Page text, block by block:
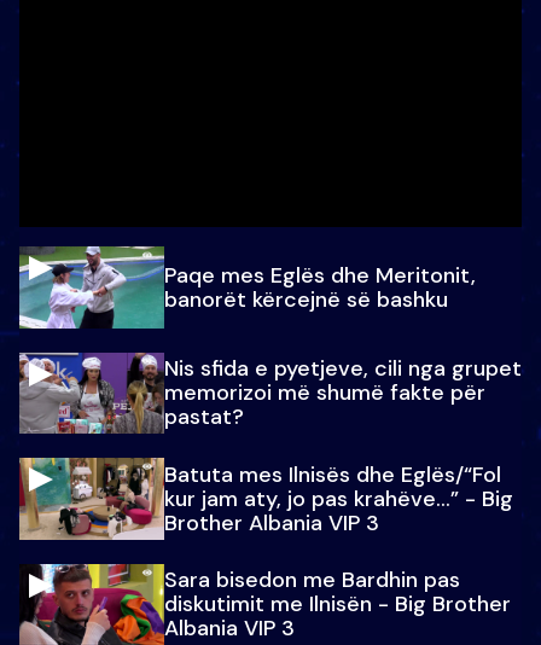
Paqe mes Eglës dhe Meritonit,
banorët kërcejnë së bashku
Nis sfida e pyetjeve, cili nga grupet
memorizoi më shumë fakte për
pastat?
Batuta mes Ilnisës dhe Eglës/“Fol
kur jam aty, jo pas krahëve…” - Big
Brother Albania VIP 3
Sara bisedon me Bardhin pas
diskutimit me Ilnisën - Big Brother
Albania VIP 3